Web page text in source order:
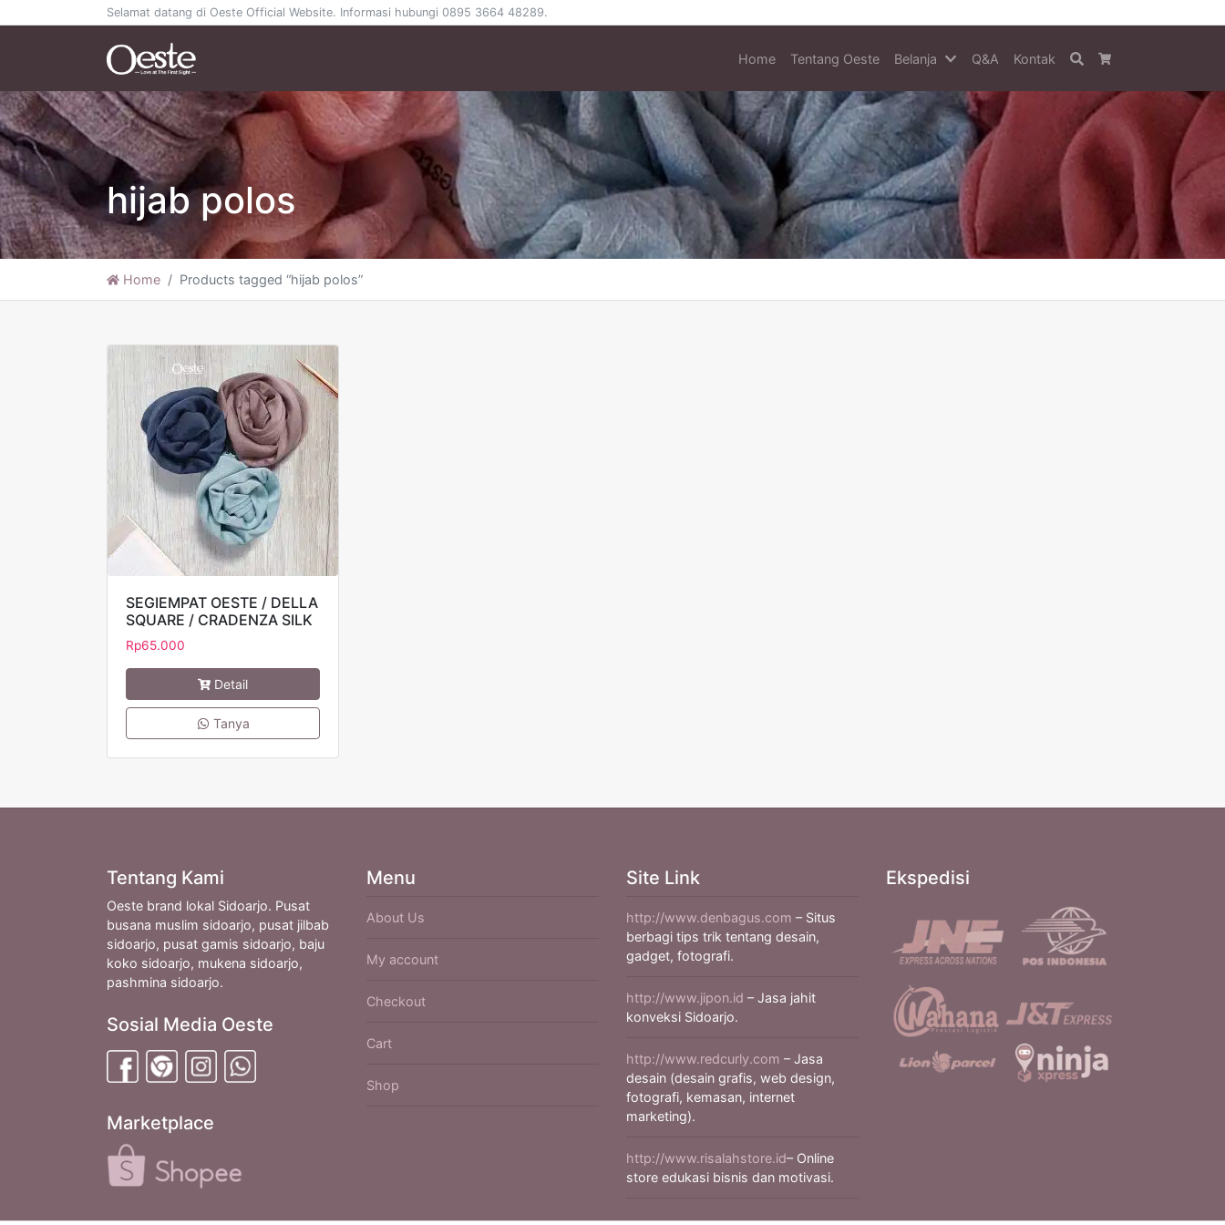
Selamat datang di Oeste Official Website. Informasi hubungi 0895 3664 48289.
Home Tentang Oeste Belanja Q&A Kontak Search
hijab polos
Home Products tagged “hijab polos”
SEGIEMPAT OESTE / DELLA
SQUARE / CRADENZA SILK
Rp65.000
Detail
Tanya
Tentang Kami
Oeste brand lokal Sidoarjo. Pusat
busana muslim sidoarjo, pusat jilbab
sidoarjo, pusat gamis sidoarjo, baju
koko sidoarjo, mukena sidoarjo,
pashmina sidoarjo.
Sosial Media Oeste
Marketplace
Menu
About Us
My account
Checkout
Cart
Shop
Site Link
http://www.denbagus.com – Situs
berbagi tips trik tentang desain,
gadget, fotografi.
http://www.jipon.id – Jasa jahit
konveksi Sidoarjo.
http://www.redcurly.com – Jasa
desain (desain grafis, web design,
fotografi, kemasan, internet
marketing).
http://www.risalahstore.id– Online
store edukasi bisnis dan motivasi.
Ekspedisi